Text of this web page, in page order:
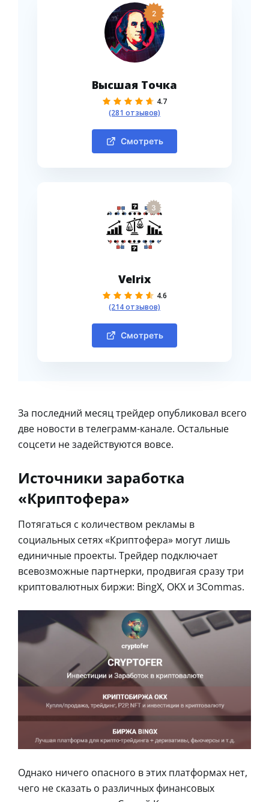
2
Высшая Точка
4.7
(281 отзывов)
Смотреть
3
Velrix
4.6
(214 отзывов)
Смотреть
За последний месяц трейдер опубликовал всего
две новости в телеграмм-канале. Остальные
соцсети не задействуются вовсе.
Источники заработка
«Криптофера»
Потягаться с количеством рекламы в
социальных сетях «Криптофера» могут лишь
единичные проекты. Трейдер подключает
всевозможные партнерки, продвигая сразу три
криптовалютных биржи: BingX, OKX и 3Commas.
Однако ничего опасного в этих платформах нет,
чего не сказать о различных финансовых